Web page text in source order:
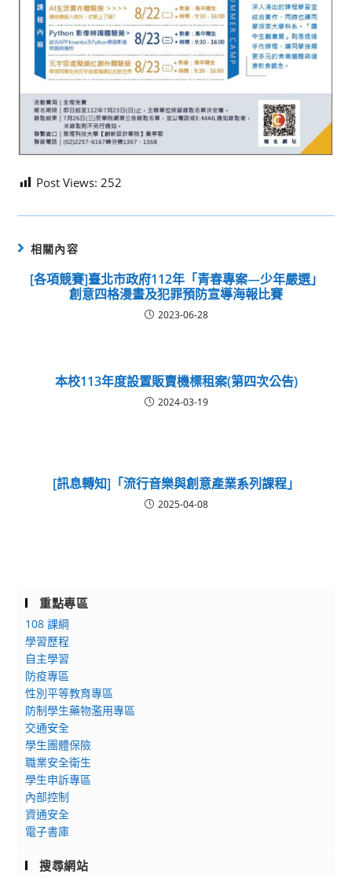
Post Views: 252
相關內容
[各項競賽]臺北市政府112年「青春專案—少年嚴選」
創意四格漫畫及犯罪預防宣導海報比賽
2023-06-28
本校113年度設置販賣機標租案(第四次公告)
2024-03-19
[訊息轉知]「流行音樂與創意產業系列課程」
2025-04-08
重點專區
108 課綱
學習歷程
自主學習
防疫專區
性別平等教育專區
防制學生藥物濫用專區
交通安全
學生團體保險
職業安全衛生
學生申訴專區
內部控制
資通安全
電子書庫
搜尋網站